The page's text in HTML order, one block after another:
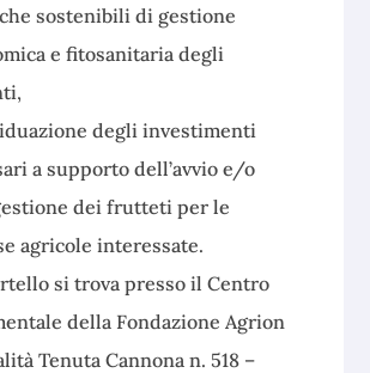
sostenibili di gestione
e fitosanitaria degli
degli investimenti
a supporto dell’avvio e/o
dei frutteti per le
agricole interessate.
si trova presso il Centro
della Fondazione Agrion
Tenuta Cannona n. 518 –